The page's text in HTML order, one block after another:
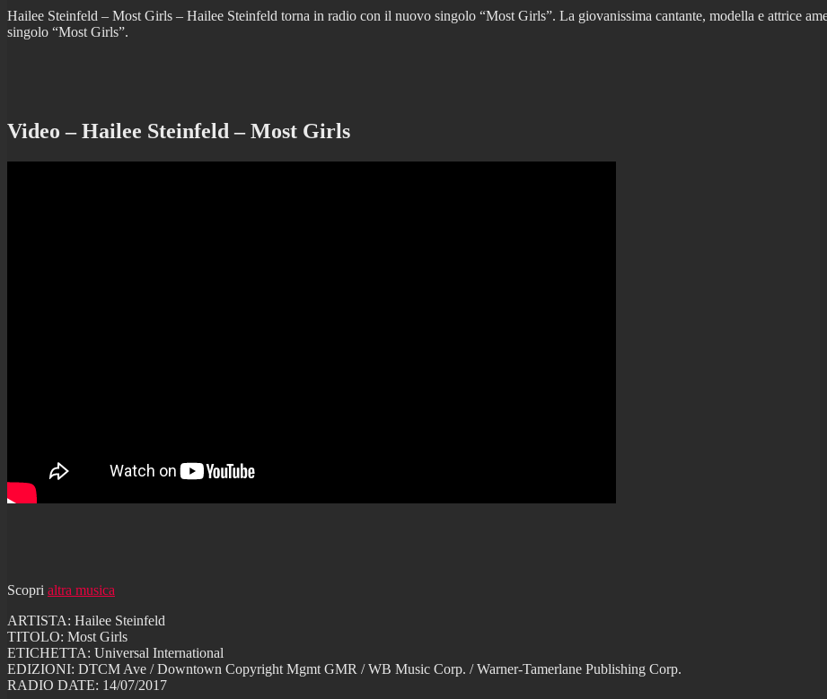
Hailee Steinfeld – Most Girls – Hailee Steinfeld torna in radio con il nuovo singolo “Most Girls”. La giovanissima cantante, modella e attrice
singolo “Most Girls”.
Video – Hailee Steinfeld – Most Girls
Scopri altra musica
ARTISTA: Hailee Steinfeld
TITOLO: Most Girls
ETICHETTA: Universal International
EDIZIONI: DTCM Ave / Downtown Copyright Mgmt GMR / WB Music Corp. / Warner-Tamerlane Publishing Corp.
RADIO DATE: 14/07/2017